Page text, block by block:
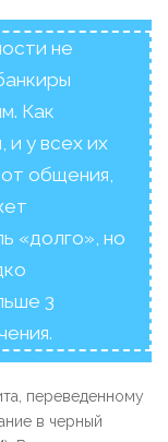
не
Как
и у всех их
общения,
«долго», но
3
переведенному
в черный